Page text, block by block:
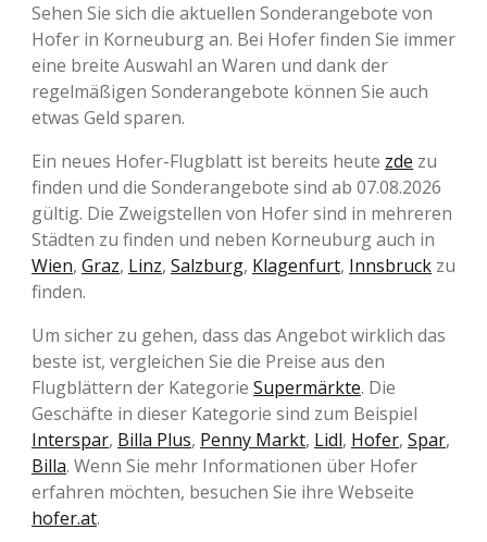
Sehen Sie sich die aktuellen Sonderangebote von
Hofer in Korneuburg an. Bei Hofer finden Sie immer
eine breite Auswahl an Waren und dank der
regelmäßigen Sonderangebote können Sie auch
etwas Geld sparen.
Ein neues Hofer-Flugblatt ist bereits heute zde zu
finden und die Sonderangebote sind ab 07.08.2026
gültig. Die Zweigstellen von Hofer sind in mehreren
Städten zu finden und neben Korneuburg auch in
Wien, Graz, Linz, Salzburg, Klagenfurt, Innsbruck zu
finden.
Um sicher zu gehen, dass das Angebot wirklich das
beste ist, vergleichen Sie die Preise aus den
Flugblättern der Kategorie Supermärkte. Die
Geschäfte in dieser Kategorie sind zum Beispiel
Interspar, Billa Plus, Penny Markt, Lidl, Hofer, Spar,
Billa. Wenn Sie mehr Informationen über Hofer
erfahren möchten, besuchen Sie ihre Webseite
hofer.at.